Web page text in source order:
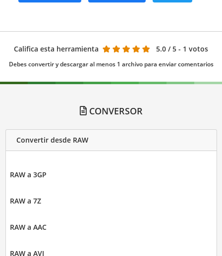
Califica esta herramienta 5.0 / 5 - 1 votos
Debes convertir y descargar al menos 1 archivo para enviar comentarios
CONVERSOR
Convertir desde RAW
RAW a 3GP
RAW a 7Z
RAW a AAC
RAW a AVI